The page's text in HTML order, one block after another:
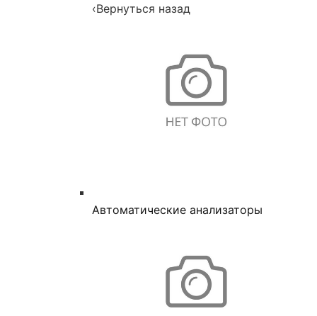
‹Вернуться назад
Автоматические анализаторы